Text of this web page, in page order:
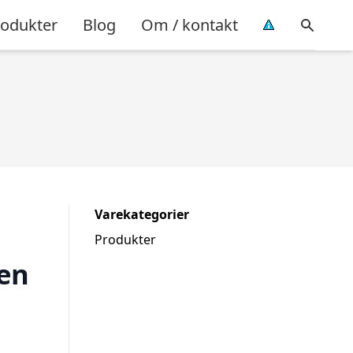
Blog Om / kontakt
Varekategorier
Produkter